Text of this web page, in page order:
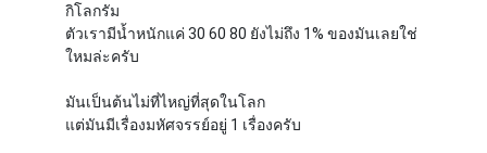
กิโลกรัม
ตัวเรามีน้ำหนักแค่ 30 60 80 ยังไม่ถึง 1% ของมันเลยใช่
ใหมล่ะครับ
มันเป็นต้นไม่ที่ไหญ่ที่สุดในโลก
แต่มันมีเรื่องมหัศจรรย์อยู่ 1 เรื่องครับ